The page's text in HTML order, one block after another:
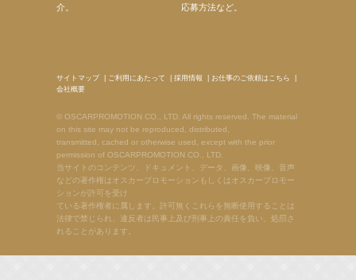
介。
応募方法など。
サイトマップ| ご利用にあたって 採用情報 お仕事のご依頼はこちら
会社概要
© OSCARPROMOTION CO., LTD. All rights reserved. The material
on this site may not be reproduced, distributed,
transmitted, cached or otherwise used, except with the prior
permission of OSCARPROMOTION CO., LTD.
当サイトのコンテンツ、ドキュメント、データ、画像、映像、音声
などの著作権はオスカープロモーションもしくはオスカープロモー
ションが許可を受け
ている著作権者に属します。許可無くこれらを無断使用することは
法律で禁じられ、違反者は民事上及び刑事上の責任を負い、処罰さ
れることがあります。